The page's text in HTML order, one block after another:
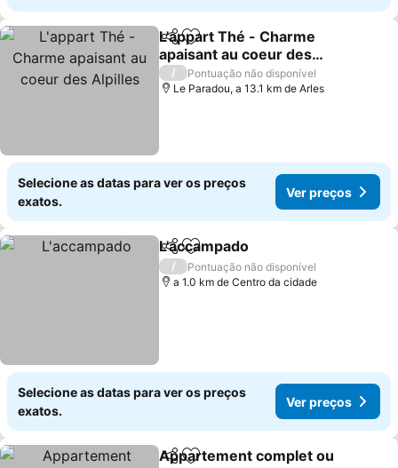
PartilharAdicionar aos favoritos
L'appart Thé - Charme
apaisant au coeur des
Alpilles
Ver preços
/
Pontuação não disponível
Le Paradou, a 13.1 km de Arles
Selecione as datas para ver os preços
exatos.
Ver preços
PartilharAdicionar aos favoritos
L'accampado
/
Pontuação não disponível
a 1.0 km de Centro da cidade
Selecione as datas para ver os preços
exatos.
Ver preços
Partilhar
Appartement complet ou